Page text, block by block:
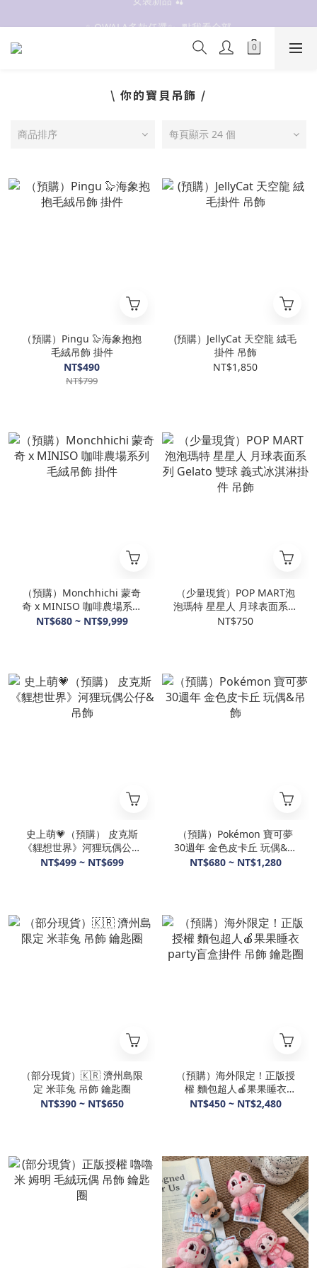
抗UV 50+防曬外套 $299🧊🧊
\ 你的寶貝吊飾 /
商品排序 每頁顯示 24 個
（預購）Pingu 🦭海象抱抱
毛絨吊飾 掛件
NT$490
NT$799
(預購）JellyCat 天空龍 絨毛
掛件 吊飾
NT$1,850
（預購）Monchhichi 蒙奇
奇 x MINISO 咖啡農場系列
毛絨吊飾 掛件
NT$680 ~ NT$9,999
（少量現貨）POP MART泡
泡瑪特 星星人 月球表面系列
Gelato 雙球 義式冰淇淋掛件
NT$750
史上萌💗（預購） 皮克斯
《貍想世界》河狸玩偶公仔
&吊飾
NT$499 ~ NT$699
（預購）Pokémon 寶可夢
30週年 金色皮卡丘 玩偶&吊
飾
NT$680 ~ NT$1,280
（部分現貨）🇰🇷 濟州島限
定 米菲兔 吊飾 鑰匙圈
NT$390 ~ NT$650
（預購）海外限定！正版授
權 麵包超人🍎果果睡衣
party盲盒掛件 吊飾 鑰匙圈
NT$450 ~ NT$2,480